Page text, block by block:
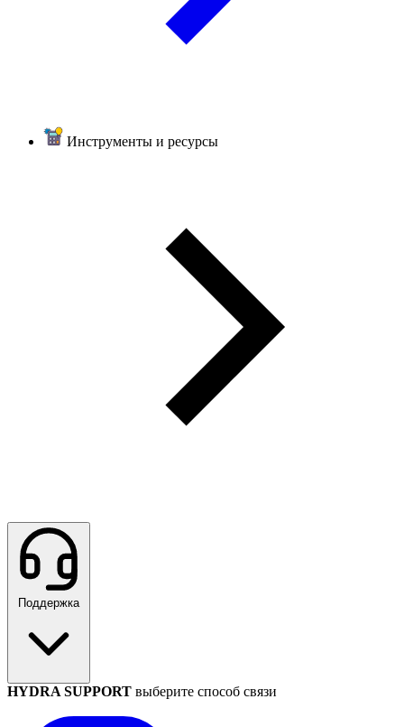
Инструменты и ресурсы
Поддержка
HYDRA SUPPORT выберите способ связи